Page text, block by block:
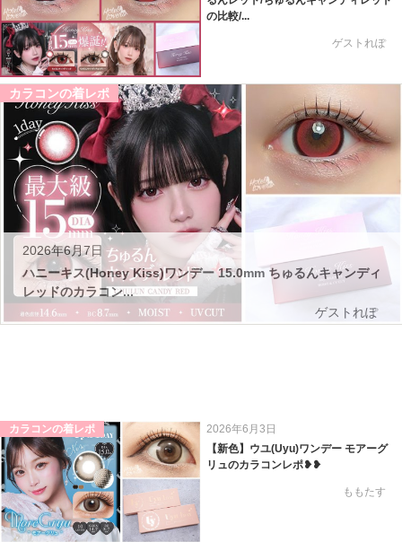
の比較/...
ゲストれぽ
カラコンの着レポ
2026年6月7日
ハニーキス(Honey Kiss)ワンデー 15.0mm ちゅるんキャンディ
レッドのカラコン...
ゲストれぽ
カラコンの着レポ
2026年6月3日
【新色】ウユ(Uyu)ワンデー モアーグ
リュのカラコンレポ❥❥
ももたす